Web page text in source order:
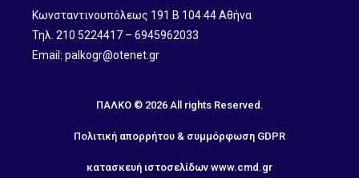
Κωνσταντινουπόλεως 191 B 104 44 Αθήνα
Τηλ. 210 5224417 – 6945962033
Email: palkogr@otenet.gr
ΠΑΛΚΟ © 2026 All rights Reserved.
Πολιτική απορρήτου & συμμόρφωση GDPR
κατασκευή ιστοσελίδων www.cmd.gr